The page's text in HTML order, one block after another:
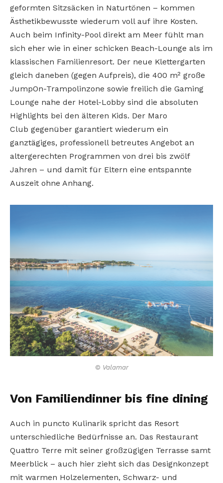
geformten Sitzsäcken in Naturtönen – kommen
Ästhetikbewusste wiederum voll auf ihre Kosten.
Auch beim Infinity-Pool direkt am Meer fühlt man
sich eher wie in einer schicken Beach-Lounge als im
klassischen Familienresort. Der neue Klettergarten
gleich daneben (gegen Aufpreis), die 400 m² große
JumpOn-Trampolinzone sowie freilich die Gaming
Lounge nahe der Hotel-Lobby sind die absoluten
Highlights bei den älteren Kids. Der Maro
Club gegenüber garantiert wiederum ein
ganztägiges, professionell betreutes Angebot an
altergerechten Programmen von drei bis zwölf
Jahren – und damit für Eltern eine entspannte
Auszeit ohne Anhang.
© Valamar
Von Familiendinner bis fine dining
Auch in puncto Kulinarik spricht das Resort
unterschiedliche Bedürfnisse an. Das Restaurant
Quattro Terre mit seiner großzügigen Terrasse samt
Meerblick – auch hier zieht sich das Designkonzept
mit warmen Holzelementen, Schwarz- und